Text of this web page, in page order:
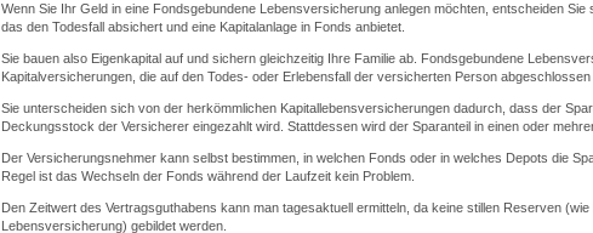
Wenn Sie Ihr Geld in eine Fondsgebundene Lebensversicherung anlegen möchten, entscheiden Sie
das den Todesfall absichert und eine Kapitalanlage in Fonds anbietet.
Sie bauen also Eigenkapital auf und sichern gleichzeitig Ihre Familie ab. Fondsgebundene
Kapitalversicherungen, die auf den Todes- oder Erlebensfall der versicherten Person abgeschlossen
Sie unterscheiden sich von der herkömmlichen Kapitallebensversicherungen dadurch, dass der
Deckungsstock der Versicherer eingezahlt wird. Stattdessen wird der Sparanteil in einen oder
Der Versicherungsnehmer kann selbst bestimmen, in welchen Fonds oder in welches Depots die
Regel ist das Wechseln der Fonds während der Laufzeit kein Problem.
Den Zeitwert des Vertragsguthabens kann man tagesaktuell ermitteln, da keine stillen Reserven
Lebensversicherung) gebildet werden.